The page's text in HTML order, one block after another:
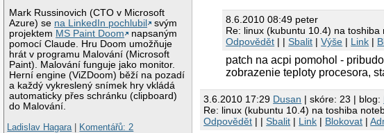
Mark Russinovich (CTO v Microsoft
Azure) se na LinkedIn pochlubil
svým
projektem MS Paint Doom
napsaným
pomocí Claude. Hru Doom umožňuje
hrát v programu Malování (Microsoft
Paint). Malování funguje jako monitor.
Herní engine (ViZDoom) běží na pozadí
a každý vykreslený snímek hry vkládá
automaticky přes schránku (clipboard)
do Malování.
Ladislav Hagara
Komentářů: 2
8.6.2010 08:49 peter
Re: linux (kubuntu 10.4) na
Odpovědět | |Sbalit |Výše | Link |
patch na acpi pomohol -
zobrazenie teploty procesora,
3.6.2010 17:29 Dusan | skóre: 23 | blog:
Re: linux (kubuntu 10.4) na toshiba
Odpovědět | |Sbalit | Link | Blokovat |